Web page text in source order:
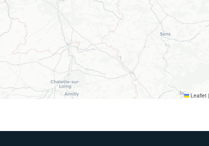
Leaflet |